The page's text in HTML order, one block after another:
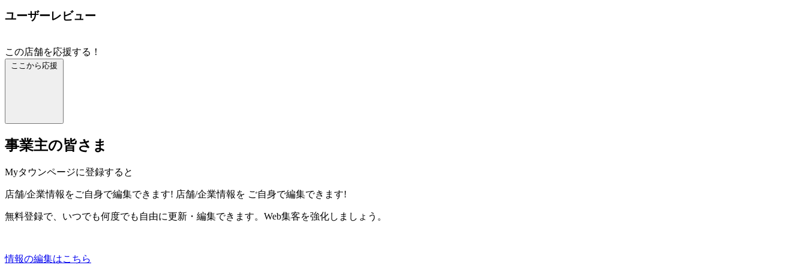
ユーザーレビュー
この店舗を応援する！
ここから応援
事業主の皆さま
Myタウンページに登録すると
店舗/企業情報をご自身で編集できます! 店舗/企業情報を ご自身で編集できます!
無料登録で、いつでも何度でも自由に更新・編集できます。Web集客を強化しましょう。
情報の編集はこちら